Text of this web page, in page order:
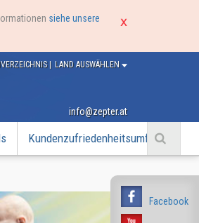
siehe unsere
Facebook
LAND AUSWÄHLEN
|
info@zepter.at
Kundenzufriedenheitsumfrage